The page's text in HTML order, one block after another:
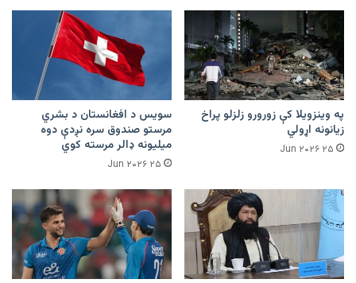
په وینزویلا کې زورورو زلزلو پراخ
زیانونه اړولي
۲۵ Jun ۲۰۲۶
سویس د افغانستان د بشري
مرستو صندوق سره نږدې دوه
میلیونه ډالر مرسته کوي
۲۵ Jun ۲۰۲۶